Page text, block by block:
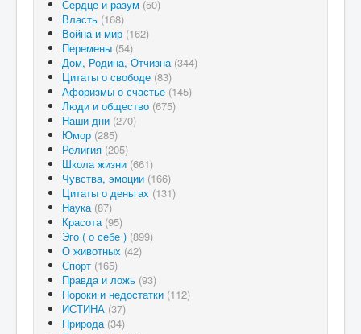
Сердце и разум (50)
Власть (168)
Война и мир (162)
Перемены (54)
Дом, Родина, Отчизна (344)
Цитаты о свободе (83)
Афоризмы о счастье (145)
Люди и общество (675)
Наши дни (270)
Юмор (285)
Религия (205)
Школа жизни (661)
Чувства, эмоции (166)
Цитаты о деньгах (131)
Наука (87)
Красота (95)
Эго ( о себе ) (899)
О животных (42)
Спорт (165)
Правда и ложь (93)
Пороки и недостатки (112)
ИСТИНА (37)
Природа (34)